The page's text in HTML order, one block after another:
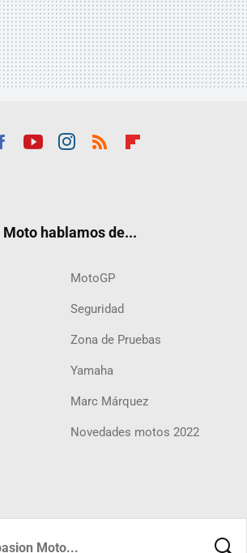
hablamos de...
MotoGP
Seguridad
Zona de Pruebas
Yamaha
Marc Márquez
Novedades motos 2022